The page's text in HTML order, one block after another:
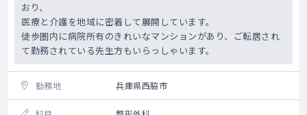
おり、
医療と介護を地域に密着して展開しています。
徒歩圏内に病院所有のきれいなマンションがあり、ご転居され
て勤務されている先生方もいらっしゃいます。
勤務地 兵庫県西脇市